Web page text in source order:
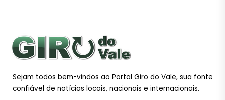
Sejam todos bem-vindos ao Portal Giro do Vale, sua fonte
confiável de notícias locais, nacionais e internacionais.